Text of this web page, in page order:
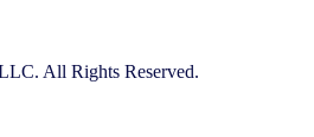
All Rights Reserved.